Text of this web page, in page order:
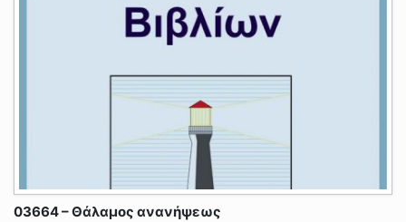
03664 – Θάλαμος ανανήψεως